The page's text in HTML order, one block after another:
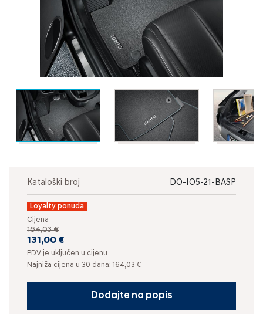
Kataloški broj DO-IO5-21-BASP
Loyalty ponuda
Cijena
164,03 €
131,00 €
PDV je uključen u cijenu
Najniža cijena u 30 dana: 164,03 €
Dodajte na popis